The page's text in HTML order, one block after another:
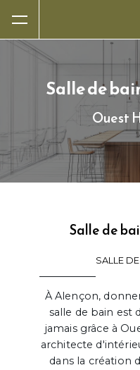
Salle de
Ouest
Salle de
SALLE
À Alençon,
salle de bain est
jamais grâce à
architecte
dans la création